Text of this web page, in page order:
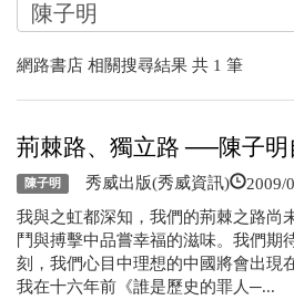
網路書店 相關搜尋結果 共 1 筆
荊棘路、獨立路 ──陳子明
陳子明 秀威出版(秀威資訊) 2009/
我與之虹都深知，我們的荊棘之路尚
鬥與搏擊中品嘗幸福的滋味。我們期
刻，我們心目中理想的中國將會出現
我在十六年前《誰是歷史的罪人─...